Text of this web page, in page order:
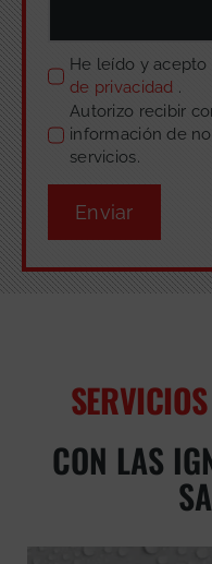
He leído y acepto
de privacidad .
Autorizo recibir
información de
servicios.
Enviar
CON LAS